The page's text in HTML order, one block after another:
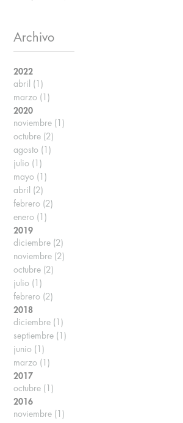
Archivo
2022
abril (1)
marzo (1)
2020
noviembre (1)
octubre (2)
agosto (1)
julio (1)
mayo (1)
abril (2)
febrero (2)
enero (1)
2019
diciembre (2)
noviembre (2)
octubre (2)
julio (1)
febrero (2)
2018
diciembre (1)
septiembre (1)
junio (1)
marzo (1)
2017
octubre (1)
2016
noviembre (1)